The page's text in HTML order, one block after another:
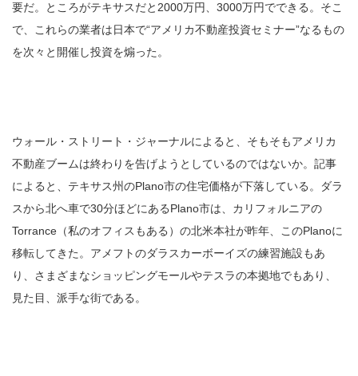
要だ。ところがテキサスだと2000万円、3000万円でできる。そこ
で、これらの業者は日本で“アメリカ不動産投資セミナー”なるもの
を次々と開催し投資を煽った。
ウォール・ストリート・ジャーナルによると、そもそもアメリカ
不動産ブームは終わりを告げようとしているのではないか。記事
によると、テキサス州のPlano市の住宅価格が下落している。ダラ
スから北へ車で30分ほどにあるPlano市は、カリフォルニアの
Torrance（私のオフィスもある）の北米本社が昨年、このPlanoに
移転してきた。アメフトのダラスカーボーイズの練習施設もあ
り、さまざまなショッピングモールやテスラの本拠地でもあり、
見た目、派手な街である。